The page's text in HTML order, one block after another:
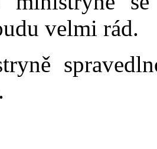
velmi rád.